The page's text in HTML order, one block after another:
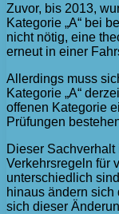
Zuvor, bis 2013,
Kategorie „A“ bei
nicht nötig, eine
erneut in einer
Allerdings muss
Kategorie „A“
offenen Kategorie
Prüfungen
Dieser
Verkehrsregeln für
unterschiedlich
hinaus ändern
sich dieser